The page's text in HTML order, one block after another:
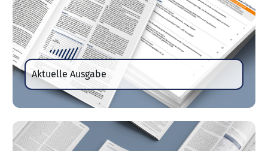
Aktuelle Ausgabe